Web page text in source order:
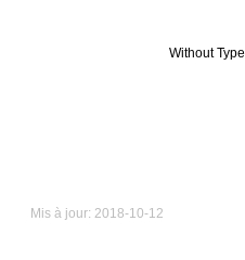
Without Type
Mis à jour: 2018-10-12